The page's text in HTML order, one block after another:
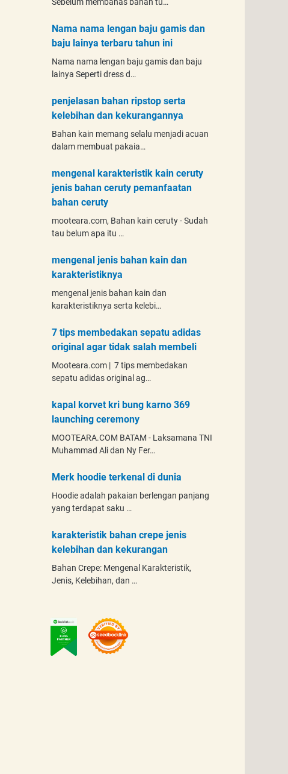
Nama nama lengan baju gamis dan
baju lainya terbaru tahun ini
Nama nama lengan baju gamis dan baju
lainya Seperti dress d…
penjelasan bahan ripstop serta
kelebihan dan kekurangannya
Bahan kain memang selalu menjadi acuan
dalam membuat pakaia…
mengenal karakteristik kain ceruty
jenis bahan ceruty pemanfaatan
bahan ceruty
mooteara.com, Bahan kain ceruty - Sudah
tau belum apa itu …
mengenal jenis bahan kain dan
karakteristiknya
mengenal jenis bahan kain dan
karakteristiknya serta kelebi…
7 tips membedakan sepatu adidas
original agar tidak salah membeli
Mooteara.com | 7 tips membedakan
sepatu adidas original ag…
kapal korvet kri bung karno 369
launching ceremony
MOOTEARA.COM BATAM - Laksamana TNI
Muhammad Ali dan Ny Fer…
Merk hoodie terkenal di dunia
Hoodie adalah pakaian berlengan panjang
yang terdapat saku …
karakteristik bahan crepe jenis
kelebihan dan kekurangan
Bahan Crepe: Mengenal Karakteristik,
Jenis, Kelebihan, dan …